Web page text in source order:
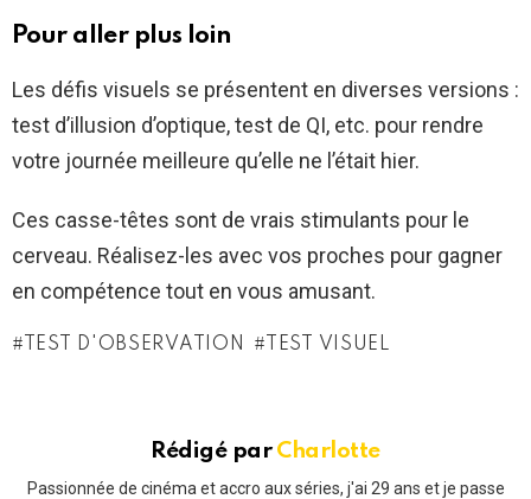
Pour aller plus loin
Les défis visuels se présentent en diverses versions :
test d’illusion d’optique, test de QI, etc. pour rendre
votre journée meilleure qu’elle ne l’était hier.
Ces casse-têtes sont de vrais stimulants pour le
cerveau. Réalisez-les avec vos proches pour gagner
en compétence tout en vous amusant.
TEST D'OBSERVATION TEST VISUEL
Rédigé par Charlotte
Passionnée de cinéma et accro aux séries, j'ai 29 ans et je passe